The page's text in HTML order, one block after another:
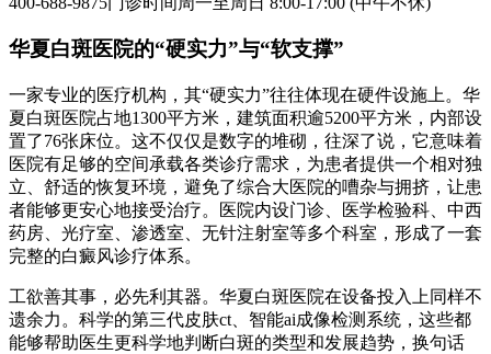
华夏白斑医院的“硬实力”与“软支撑”
一家专业的医疗机构，其“硬实力”往往体现在硬件设施上。华
夏白斑医院占地1300平方米，建筑面积逾5200平方米，内部设
置了76张床位。这不仅仅是数字的堆砌，往深了说，它意味着
医院有足够的空间承载各类诊疗需求，为患者提供一个相对独
立、舒适的恢复环境，避免了综合大医院的嘈杂与拥挤，让患
者能够更安心地接受治疗。医院内设门诊、医学检验科、中西
药房、光疗室、渗透室、无针注射室等多个科室，形成了一套
完整的白癜风诊疗体系。
工欲善其事，必先利其器。华夏白斑医院在设备投入上同样不
遗余力。科学的第三代皮肤ct、智能ai成像检测系统，这些都
能够帮助医生更科学地判断白斑的类型和发展趋势，换句话